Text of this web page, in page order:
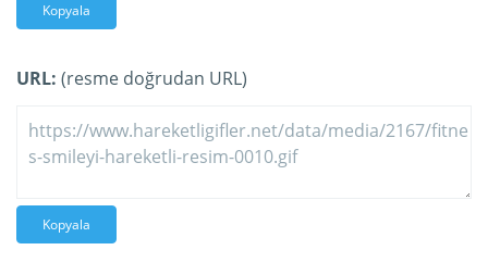
Kopyala
URL: (resme doğrudan URL)
Kopyala